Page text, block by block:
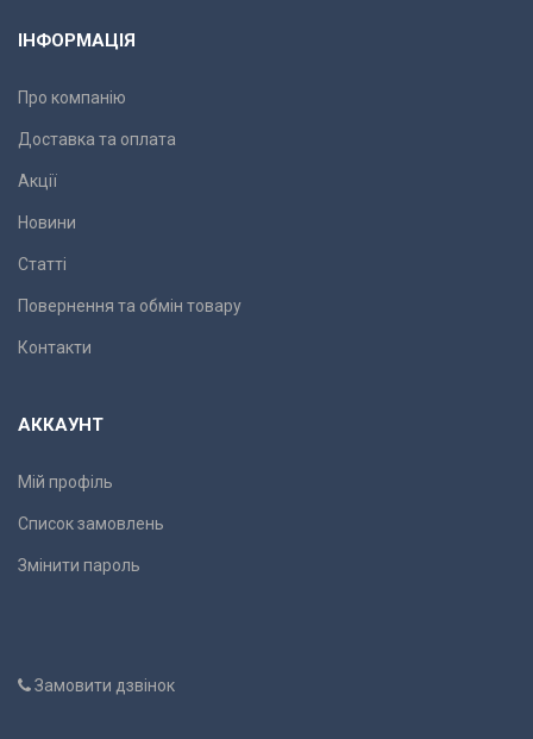
ІНФОРМАЦІЯ
Про компанію
Доставка та оплата
Акції
Новини
Статті
Повернення та обмін товару
Контакти
АККАУНТ
Мій профіль
Список замовлень
Змінити пароль
Замовити дзвінок